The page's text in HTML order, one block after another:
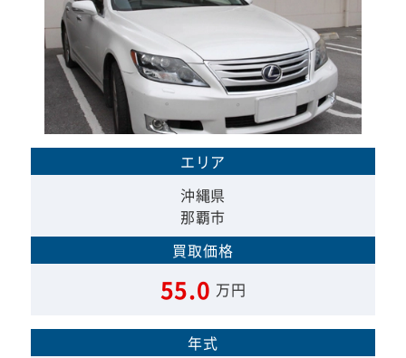
エリア
沖縄県
那覇市
買取価格
55.0 万円
年式